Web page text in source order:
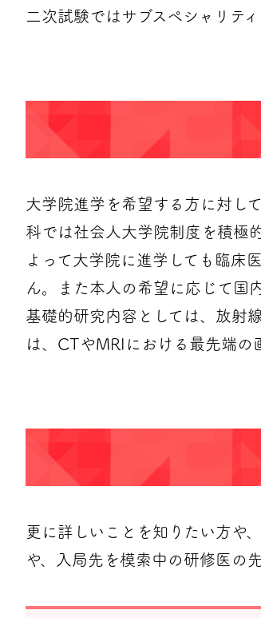
二次試験ではサブスペシャリテ
大学院進学を希望する方に対し
科では社会人大学院制度を積極
よって大学院に進学しても臨床
ん。また本人の希望に応じて国
基礎的研究内容としては、放射
は、CTやMRIにおける最先端の
更に詳しいことを知りたい方や
や、入局先を模索中の研修医の